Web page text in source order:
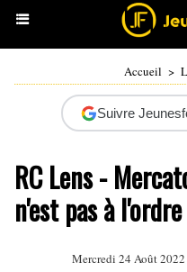
Accueil >
Suivre
RC Lens -
n'est pas à
Mercredi 24 Août